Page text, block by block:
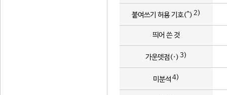
붙여쓰기 허용 기호(^) 2)
띄어 쓴 것
가운뎃점(·) 3)
미분석 4)